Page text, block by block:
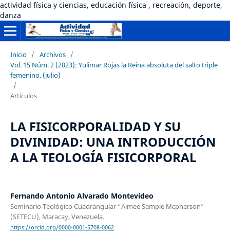
actividad física y ciencias, educación física , recreación, deporte,
danza
Inicio / Archivos /
Vol. 15 Núm. 2 (2023): Yulimar Rojas la Reina absoluta del salto triple
femenino. (julio)
/
Artículos
LA FISICORPORALIDAD Y SU
DIVINIDAD: UNA INTRODUCCIÓN
A LA TEOLOGÍA FISICORPORAL
Fernando Antonio Alvarado Montevideo
Seminario Teológico Cuadrangular “Aimee Semple Mcpherson”
(SETECU), Maracay, Venezuela.
https://orcid.org/0000-0001-5708-0062